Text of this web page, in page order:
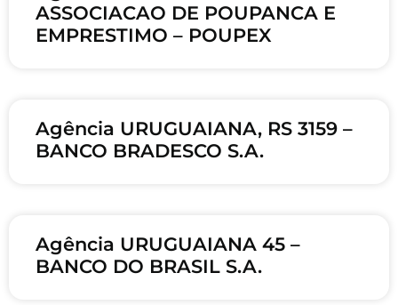
ASSOCIACAO DE POUPANCA E
EMPRESTIMO – POUPEX
Agência URUGUAIANA, RS 3159 –
BANCO BRADESCO S.A.
Agência URUGUAIANA 45 –
BANCO DO BRASIL S.A.